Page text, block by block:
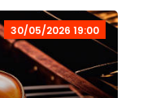
30/05/2026 19:00